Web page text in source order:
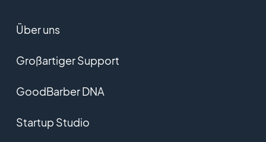
Über uns
Großartiger Support
GoodBarber DNA
Startup Studio